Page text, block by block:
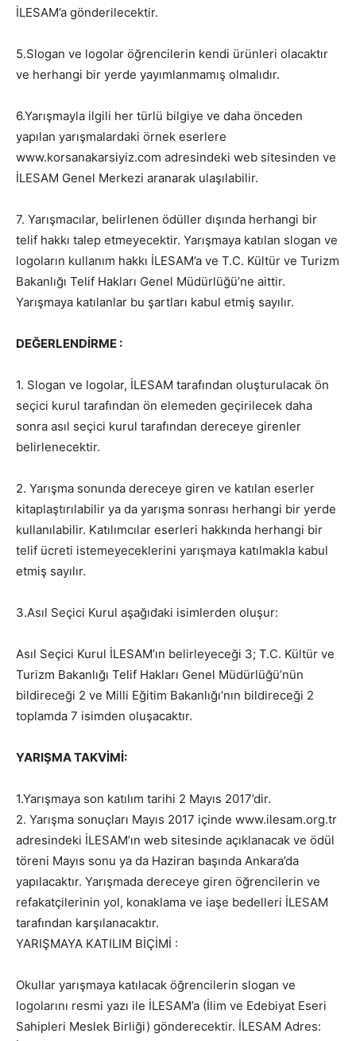
İLESAM’a gönderilecektir.
5.Slogan ve logolar öğrencilerin kendi ürünleri olacaktır
ve herhangi bir yerde yayımlanmamış olmalıdır.
6.Yarışmayla ilgili her türlü bilgiye ve daha önceden
yapılan yarışmalardaki örnek eserlere
www.korsanakarsiyiz.com adresindeki web sitesinden ve
İLESAM Genel Merkezi aranarak ulaşılabilir.
7. Yarışmacılar, belirlenen ödüller dışında herhangi bir
telif hakkı talep etmeyecektir. Yarışmaya katılan slogan ve
logoların kullanım hakkı İLESAM’a ve T.C. Kültür ve Turizm
Bakanlığı Telif Hakları Genel Müdürlüğü’ne aittir.
Yarışmaya katılanlar bu şartları kabul etmiş sayılır.
DEĞERLENDİRME :
1. Slogan ve logolar, İLESAM tarafından oluşturulacak ön
seçici kurul tarafından ön elemeden geçirilecek daha
sonra asıl seçici kurul tarafından dereceye girenler
belirlenecektir.
2. Yarışma sonunda dereceye giren ve katılan eserler
kitaplaştırılabilir ya da yarışma sonrası herhangi bir yerde
kullanılabilir. Katılımcılar eserleri hakkında herhangi bir
telif ücreti istemeyeceklerini yarışmaya katılmakla kabul
etmiş sayılır.
3.Asıl Seçici Kurul aşağıdaki isimlerden oluşur:
Asıl Seçici Kurul İLESAM’ın belirleyeceği 3; T.C. Kültür ve
Turizm Bakanlığı Telif Hakları Genel Müdürlüğü’nün
bildireceği 2 ve Milli Eğitim Bakanlığı’nın bildireceği 2
toplamda 7 isimden oluşacaktır.
YARIŞMA TAKVİMİ:
1.Yarışmaya son katılım tarihi 2 Mayıs 2017’dir.
2. Yarışma sonuçları Mayıs 2017 içinde www.ilesam.org.tr
adresindeki İLESAM’ın web sitesinde açıklanacak ve ödül
töreni Mayıs sonu ya da Haziran başında Ankara’da
yapılacaktır. Yarışmada dereceye giren öğrencilerin ve
refakatçilerinin yol, konaklama ve iaşe bedelleri İLESAM
tarafından karşılanacaktır.
YARIŞMAYA KATILIM BİÇİMİ :
Okullar yarışmaya katılacak öğrencilerin slogan ve
logolarını resmi yazı ile İLESAM’a (İlim ve Edebiyat Eseri
Sahipleri Meslek Birliği) gönderecektir. İLESAM Adres: